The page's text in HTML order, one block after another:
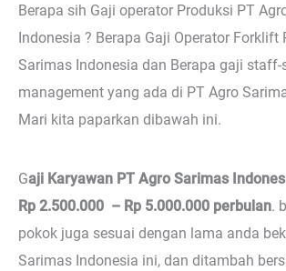
Berapa sih Gaji operator Produksi PT
Indonesia ? Berapa Gaji Operator Forklift
Sarimas Indonesia dan Berapa gaji
management yang ada di PT Agro
Mari kita paparkan dibawah ini.
Gaji Karyawan PT Agro Sarimas
Rp 2.500.000 – Rp 5.000.000 perbulan.
pokok juga sesuai dengan lama anda
Sarimas Indonesia ini, dan ditambah